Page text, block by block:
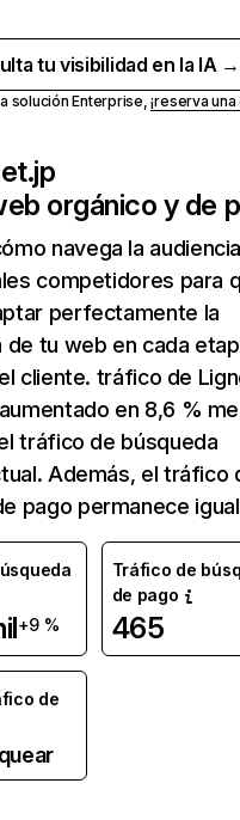
tu visibilidad en la IA →
solución Enterprise,¡reserva
orgánico y de
navega la
competidores para
perfectamente la
de tu web en cada
cliente. tráfico de
en 8,6 %
tráfico de búsqueda
Además, el tráfico
pago permanece
+9 %
Tráfico de
de pago
465
de